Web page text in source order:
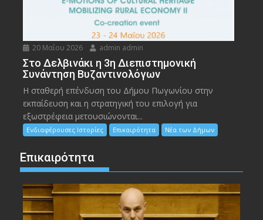
20 Μαΐου 2026 admin admin
Στο Δελβινάκι η 3η Διεπιστημονική
Συνάντηση Βυζαντινολόγων
Η σταθερή επένδυση του Δήμου Πωγωνίου στην
εκπαίδευση και η στρατηγική του επιλογή για
εξωστρέφεια μετουσιώνονται...
Ενδιαφέρουσες Ιστορίες Επικαιρότητα Νέα των Δήμων
Επικαιρότητα